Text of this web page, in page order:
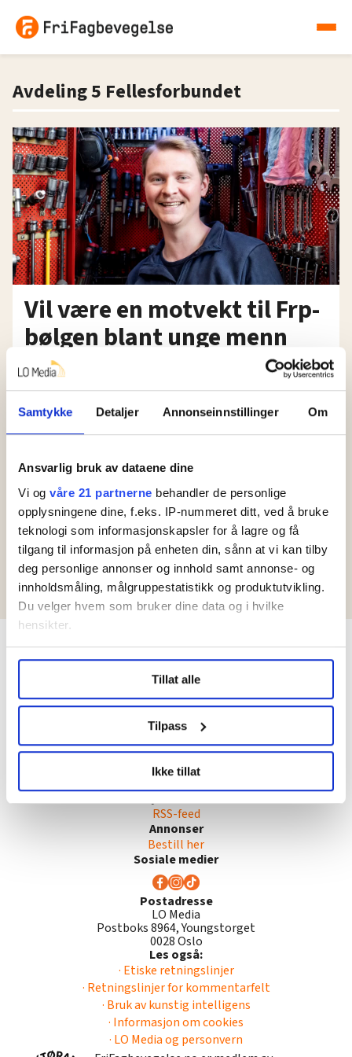
Samtykke Detaljer Annonseinnstillinger Om
Ansvarlig bruk av dataene dine
Vi og våre 21 partnerne behandler de personlige
opplysningene dine, f.eks. IP-nummeret ditt, ved å bruke
teknologi som informasjonskapsler for å lagre og få
tilgang til informasjon på enheten din, sånn at vi kan tilby
deg personlige annonser og innhold samt annonse- og
innholdsmåling, målgruppestatistikk og produktutvikling.
Du velger hvem som bruker dine data og i hvilke
hensikter.
Undermer infokan du lese om hvordan dine personlige
data behandles og hvordan du kan velge hvordan de skal
brukes. Du kan hele tiden endre eller trekke tilbake ditt
samtykke fra erklæringen om informasjonskapsler.
LO Medias publikasjoner frifagbevegelse.no, hk-nytt.no
og fontene.no bruker informasjonskapsler (cookies) for å
lære hvordan våre nettsider blir brukt slik at vi tilby
relevant innhold, tilpassede annonser og utarbeide
Vi deler bare informasjon om hvordan du bruker
innenfor analyse og annonsering. Disse er angitt i
oversikten lengre ned på denne siden.
Tillat alle
Tilpass
Ikke tillat
Avdeling 5 Fellesforbundet
Vil være en motvekt til Frp-
bølgen blant unge menn
Verftshistorie i Bergen:
Roar var på jobb på
verftet i Bergen den
fatale dagen for 45 år
siden: – Veldig
dramatisk
Her er fagforeningas
fem viktigste grunner
til å melde seg inn
Kontakt redaksjonen
frifagbevegelse@lomedia.no
Redaktør
Frode Rønning
Tor A. Godal
Utgiver
LO Media
Tips
RSS-feed
Annonser
Bestill her
Sosiale medier
Postadresse
LO Media
Postboks 8964, Youngstorget
0028 Oslo
Les også:
· Etiske retningslinjer
· Retningslinjer for kommentarfelt
· Bruk av kunstig intelligens
· Informasjon om cookies
· LO Media og personvern